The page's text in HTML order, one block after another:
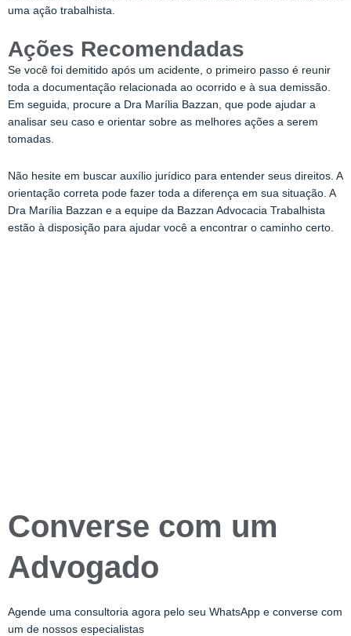
uma ação trabalhista.
Ações Recomendadas
Se você foi demitido após um acidente, o primeiro passo é reunir
toda a documentação relacionada ao ocorrido e à sua demissão.
Em seguida, procure a Dra Marília Bazzan, que pode ajudar a
analisar seu caso e orientar sobre as melhores ações a serem
tomadas.
Não hesite em buscar auxílio jurídico para entender seus direitos. A
orientação correta pode fazer toda a diferença em sua situação. A
Dra Marília Bazzan e a equipe da Bazzan Advocacia Trabalhista
estão à disposição para ajudar você a encontrar o caminho certo.
Converse com um
Advogado
Agende uma consultoria agora pelo seu WhatsApp e converse com
um de nossos especialistas